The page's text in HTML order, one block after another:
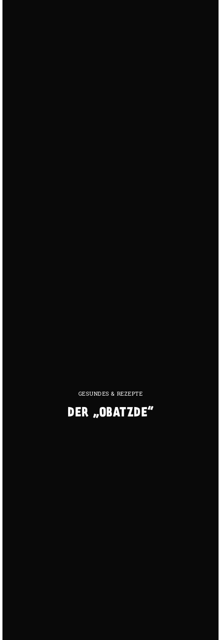
GESUNDES & REZEPTE
DER „OBATZDE“